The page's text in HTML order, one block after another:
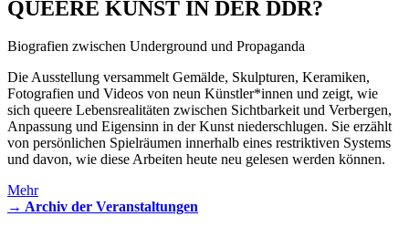
QUEERE KUNST IN DER DDR?
Biografien zwischen Underground und Propaganda
Die Ausstellung versammelt Gemälde, Skulpturen, Keramiken,
Fotografien und Videos von neun Künstler*innen und zeigt, wie
sich queere Lebensrealitäten zwischen Sichtbarkeit und Verbergen,
Anpassung und Eigensinn in der Kunst niederschlugen. Sie erzählt
von persönlichen Spielräumen innerhalb eines restriktiven Systems
und davon, wie diese Arbeiten heute neu gelesen werden können.
Mehr
→ Archiv der Veranstaltungen